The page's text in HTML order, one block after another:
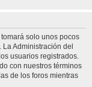
solo unos pocos
Administración del
usuarios registrados.
con nuestros términos
de los foros mientras